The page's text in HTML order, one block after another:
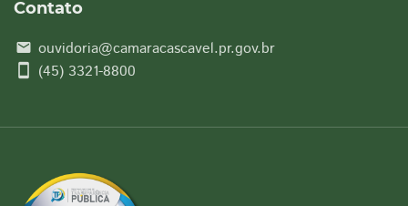
Contato
email ouvidoria@camaracascavel.pr.gov.br
smartphone (45) 3321-8800